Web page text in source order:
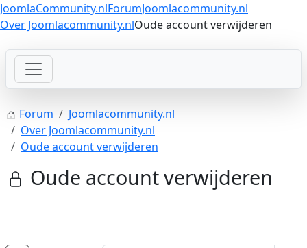
JoomlaCommunity.nlForumJoomlacommunity.nl
Over Joomlacommunity.nlOude account verwijderen
Forum
Joomlacommunity.nl
Over Joomlacommunity.nl
Oude account verwijderen
Oude account verwijderen